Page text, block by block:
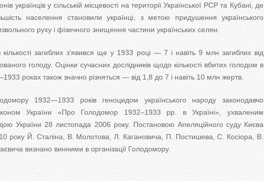
українців у сільській місцевості на території Української РСР та Кубані, де
населення становили українці, з метою придушення українського
руху і фізичного знищення частини українських селян.
загиблих з’явився ще у 1933 році — 7 і навіть 9 млн загиблих від
голоду. Оцінки сучасних дослідників щодо кількості вбитих голодом в
роках також значно різняться — від 1,8 до 7 і навіть 10 млн жертв.
1932—1933 років геноцидом українського народу законодавчо
України «Про Голодомор 1932–1933 рр. в Україні», ухваленим
України 28 листопада 2006 року. Постановою Апеляційного суду Києва
року Й. Сталіна, В. Молотова, Л. Кагановича, П. Постишева, С. Косіора, В.
визнано винними в організації Голодомору.